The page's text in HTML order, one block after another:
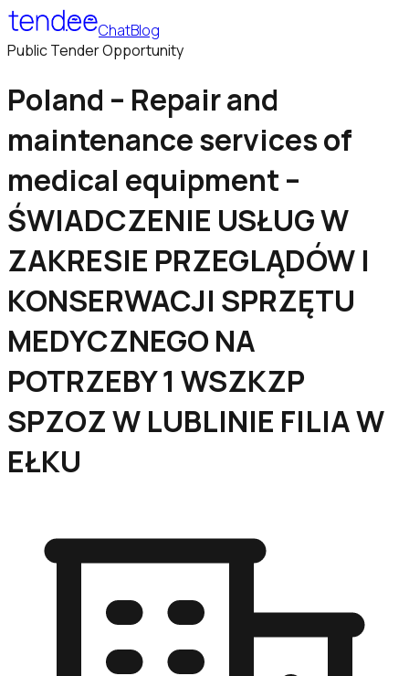
ChatBlog
Public Tender Opportunity
Poland – Repair and
maintenance services of
medical equipment –
ŚWIADCZENIE USŁUG W
ZAKRESIE PRZEGLĄDÓW I
KONSERWACJI SPRZĘTU
MEDYCZNEGO NA
POTRZEBY 1 WSZKZP
SPZOZ W LUBLINIE FILIA W
EŁKU